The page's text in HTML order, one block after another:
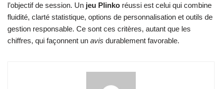
l’objectif de session. Un jeu Plinko réussi est celui qui combine
fluidité, clarté statistique, options de personnalisation et outils de
gestion responsable. Ce sont ces critères, autant que les
chiffres, qui façonnent un avis durablement favorable.